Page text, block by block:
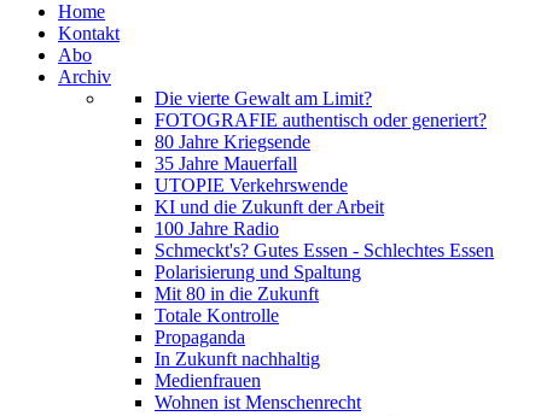
Home
Kontakt
Abo
Archiv
Die vierte Gewalt am Limit?
FOTOGRAFIE authentisch oder generiert?
80 Jahre Kriegsende
35 Jahre Mauerfall
UTOPIE Verkehrswende
KI und die Zukunft der Arbeit
100 Jahre Radio
Schmeckt's? Gutes Essen - Schlechtes Essen
Polarisierung und Spaltung
Mit 80 in die Zukunft
Totale Kontrolle
Propaganda
In Zukunft nachhaltig
Medienfrauen
Wohnen ist Menschenrecht